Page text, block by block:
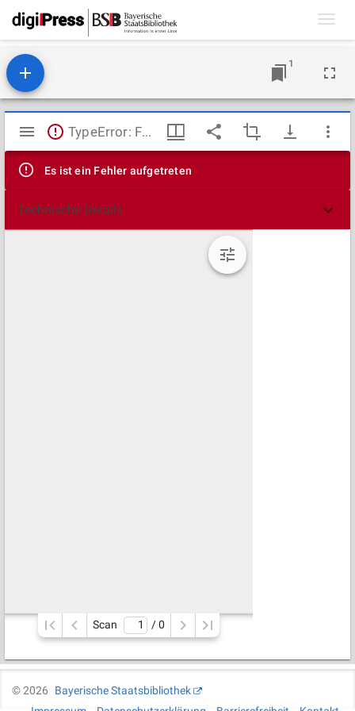
1
Mirador
Viewer
TypeError: Failed to fetch
Es ist ein Fehler aufgetreten
Technische Details
Scan / 0
©2026
Bayerische Staatsbibliothek